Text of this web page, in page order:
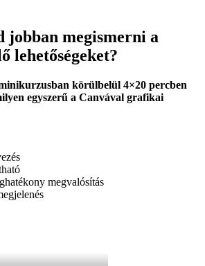
jobban megismerni a
lehetőségeket?
körülbelül 4×20 percben
egyszerű a Canvával grafikai
megvalósítás